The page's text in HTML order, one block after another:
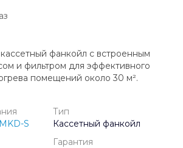
фанкойл с встроенным
и фильтром для эффективного
помещений около 30 м².
S
Тип
Кассетный фанкойл
Гарантия